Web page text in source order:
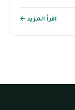
اقرأ المزيد ←